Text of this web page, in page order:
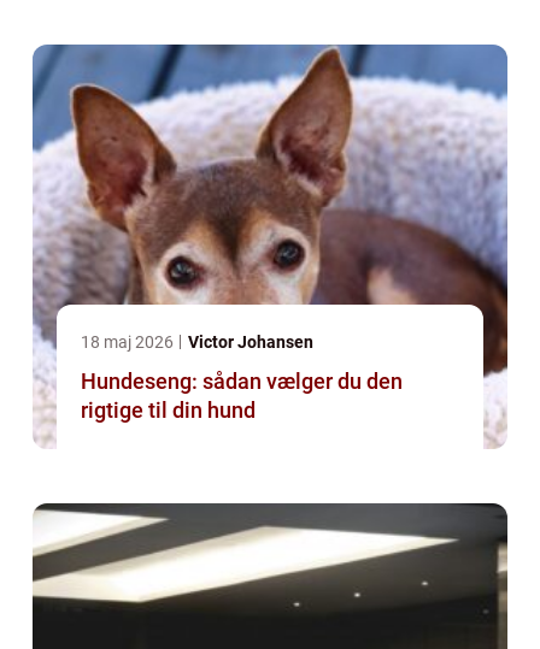
18 maj 2026 Victor Johansen
Hundeseng: sådan vælger du den
rigtige til din hund